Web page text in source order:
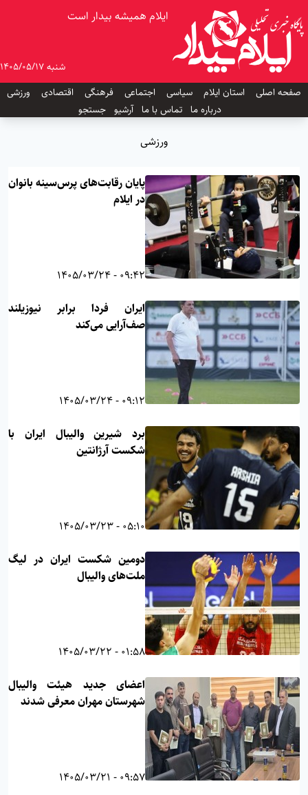
ایلام همیشه بیدار است
شنبه 1405/05/17
صفحه اصلی
استان ایلام سیاسی اجتماعی فرهنگی اقتصادی
ورزشی
درباره ما تماس با ما آرشیو جستجو
ورزشی
پایان رقابت‌های پرس‌سینه بانوان
در ایلام
09:42 - 1405/03/24
ایران فردا برابر نیوزیلند
صف‌آرایی می‌کند
09:12 - 1405/03/24
برد شیرین والیبال ایران با
شکست آرژانتین
05:10 - 1405/03/23
دومین شکست ایران در لیگ
ملت‌های والیبال
01:58 - 1405/03/22
اعضای جدید هیئت والیبال
شهرستان مهران معرفی شدند
09:57 - 1405/03/21